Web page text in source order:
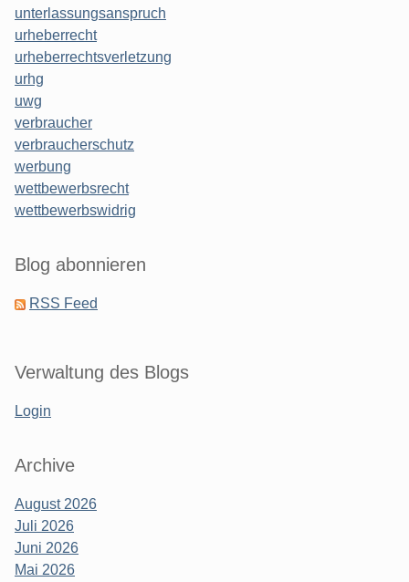
unterlassungsanspruch
urheberrecht
urheberrechtsverletzung
urhg
uwg
verbraucher
verbraucherschutz
werbung
wettbewerbsrecht
wettbewerbswidrig
Blog abonnieren
RSS Feed
Verwaltung des Blogs
Login
Archive
August 2026
Juli 2026
Juni 2026
Mai 2026